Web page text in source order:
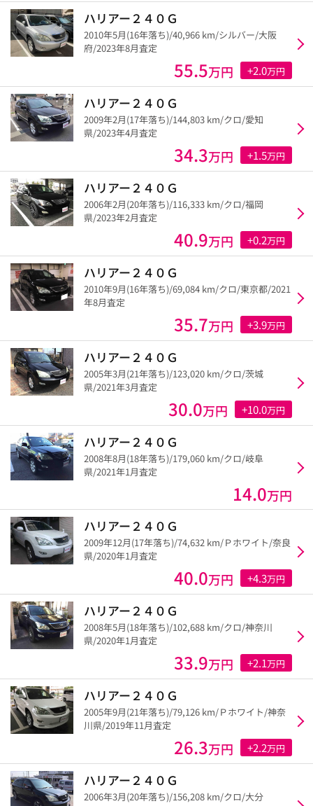
ハリアー２４０Ｇ
2010年5月(16年落ち)/40,966 km/シルバー/大阪
府/2023年8月査定
55.5万円 +2.0万円
ハリアー２４０Ｇ
2009年2月(17年落ち)/144,803 km/クロ/愛知
県/2023年4月査定
34.3万円 +1.5万円
ハリアー２４０Ｇ
2006年2月(20年落ち)/116,333 km/クロ/福岡
県/2023年2月査定
40.9万円 +0.2万円
ハリアー２４０Ｇ
2010年9月(16年落ち)/69,084 km/クロ/東京都/2021
年8月査定
35.7万円 +3.9万円
ハリアー２４０Ｇ
2005年3月(21年落ち)/123,020 km/クロ/茨城
県/2021年3月査定
30.0万円 +10.0万円
ハリアー２４０Ｇ
2008年8月(18年落ち)/179,060 km/クロ/岐阜
県/2021年1月査定
14.0万円
ハリアー２４０Ｇ
2009年12月(17年落ち)/74,632 km/Ｐホワイト/奈良
県/2020年1月査定
40.0万円 +4.3万円
ハリアー２４０Ｇ
2008年5月(18年落ち)/102,688 km/クロ/神奈川
県/2020年1月査定
33.9万円 +2.1万円
ハリアー２４０Ｇ
2005年9月(21年落ち)/79,126 km/Ｐホワイト/神奈
川県/2019年11月査定
26.3万円 +2.2万円
ハリアー２４０Ｇ
2006年3月(20年落ち)/156,208 km/クロ/大分